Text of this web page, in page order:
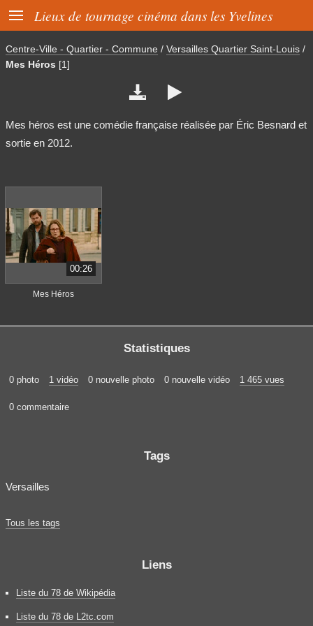
 Lieux de tournage cinéma dans les Yvelines
Centre-Ville - Quartier - Commune / Versailles Quartier Saint-Louis /
Mes Héros [1]
 
Mes héros est une comédie française réalisée par Éric Besnard et
sortie en 2012.
00:26
Mes Héros
Statistiques
0 photo 1 vidéo 0 nouvelle photo 0 nouvelle vidéo 1 465 vues
0 commentaire
Tags
Versailles
Tous les tags
Liens
Liste du 78 de Wikipédia
Liste du 78 de L2tc.com